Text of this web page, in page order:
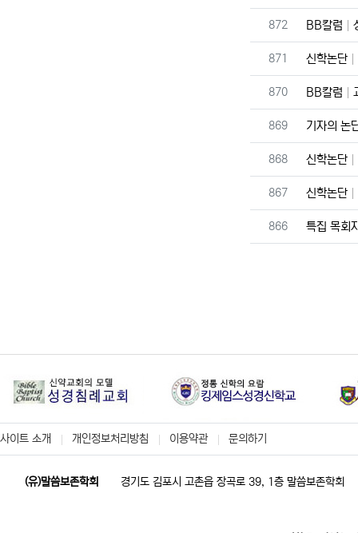
번호
872 BB칼럼
번호
871 신학논단
번호
870 BB칼럼
번호
869 기자의 논
번호
868 신학논단
번호
867 신학논단
번호
866 특집 목회
사이트 소개 개인정보처리방침 이용약관 문의하기
(유)말씀보존학회 경기도 김포시 고촌읍 장곡로 39, 1층 말씀보존학회